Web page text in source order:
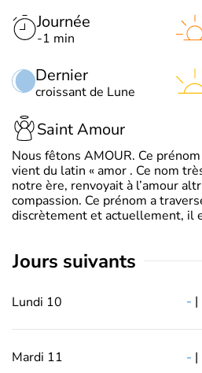
Journée
-1 min
Dernier
croissant de Lune
Saint Amour
Nous fêtons AMOUR. Ce
vient du latin « amor . Ce nom
notre ère, renvoyait à l’amour
compassion. Ce prénom a
discrètement et actuellement, il
jours suivants
Lundi 10 - |
Mardi 11 - |